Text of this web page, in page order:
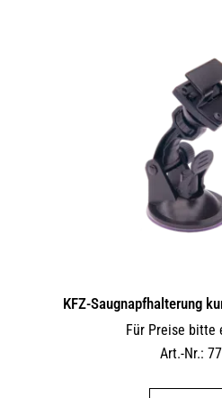
KFZ-Saugnapfhalterung
Für Preise bitte
Art.-Nr.: